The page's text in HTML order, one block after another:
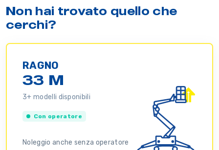
Non hai trovato quello che
cerchi?
RAGNO
33 M
3+ modelli disponibili
Con operatore
Noleggio anche senza operatore